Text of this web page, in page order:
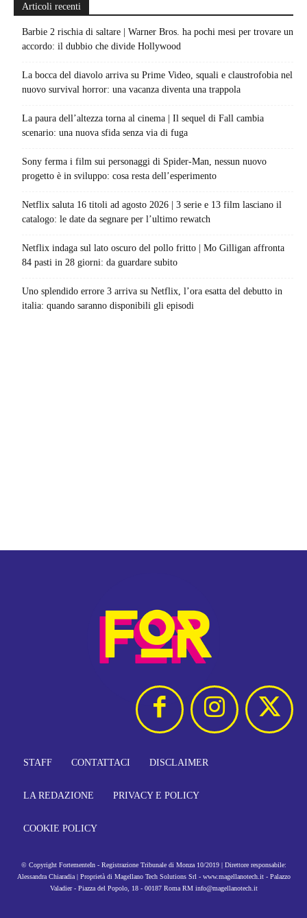
Articoli recenti
Barbie 2 rischia di saltare | Warner Bros. ha pochi mesi per trovare un
accordo: il dubbio che divide Hollywood
La bocca del diavolo arriva su Prime Video, squali e claustrofobia nel
nuovo survival horror: una vacanza diventa una trappola
La paura dell’altezza torna al cinema | Il sequel di Fall cambia
scenario: una nuova sfida senza via di fuga
Sony ferma i film sui personaggi di Spider-Man, nessun nuovo
progetto è in sviluppo: cosa resta dell’esperimento
Netflix saluta 16 titoli ad agosto 2026 | 3 serie e 13 film lasciano il
catalogo: le date da segnare per l’ultimo rewatch
Netflix indaga sul lato oscuro del pollo fritto | Mo Gilligan affronta
84 pasti in 28 giorni: da guardare subito
Uno splendido errore 3 arriva su Netflix, l’ora esatta del debutto in
italia: quando saranno disponibili gli episodi
STAFF CONTATTACI DISCLAIMER
LA REDAZIONE PRIVACY E POLICY
COOKIE POLICY
© Copyright FortementeIn - Registrazione Tribunale di Monza 10/2019 | Direttore responsabile:
Alessandra Chiaradia | Proprietà di Magellano Tech Solutions Srl - www.magellanotech.it - Palazzo
Valadier - Piazza del Popolo, 18 - 00187 Roma RM info@magellanotech.it